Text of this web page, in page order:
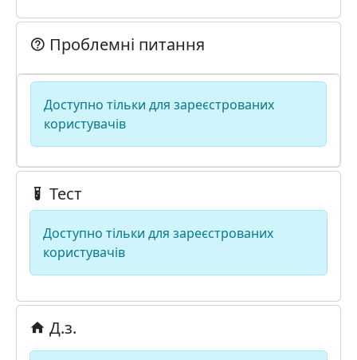
Проблемні питання
Доступно тільки для зареєстрованих
користувачів
Тест
Доступно тільки для зареєстрованих
користувачів
Д.з.